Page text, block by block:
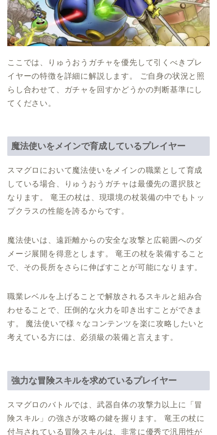
ここでは、りゅうおうガチャを優先して引くべきプレ
イヤーの特徴を詳細に解説します。 ご自身の状況と照
らし合わせて、ガチャを回すかどうかの判断基準にし
てください。
魔法使いをメインで育成しているプレイヤー
スマグロにおいて魔法使いをメインの職業として育成
している場合、りゅうおうガチャは最優先の選択肢と
なります。 竜王の杖は、現環境の杖装備の中でもトッ
プクラスの性能を誇るからです。
魔法使いは、遠距離からの安全な攻撃と広範囲へのダ
メージ展開を得意とします。 竜王の杖を装備すること
で、その長所をさらに伸ばすことが可能になります。
職業レベルを上げることで解放されるスキルと組み合
わせることで、圧倒的な火力を叩き出すことができま
す。 魔法使いで様々なコンテンツを楽に攻略したいと
考えている方には、必須級の装備と言えます。
強力な冒険スキルを求めているプレイヤー
スマグロのバトルでは、武器自体の攻撃力以上に「冒
険スキル」の強さが攻略の鍵を握ります。 竜王の杖に
付与されている冒険スキルは、非常に優秀で汎用性が